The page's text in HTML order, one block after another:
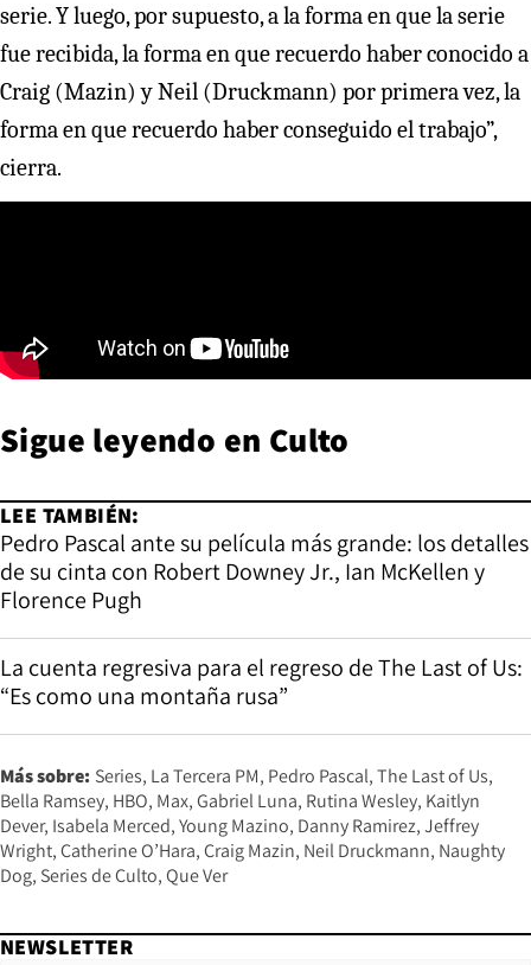
serie. Y luego, por supuesto, a la forma en que la serie
fue recibida, la forma en que recuerdo haber conocido a
Craig (Mazin) y Neil (Druckmann) por primera vez, la
forma en que recuerdo haber conseguido el trabajo”,
cierra.
Sigue leyendo en Culto
LEE TAMBIÉN:
Pedro Pascal ante su película más grande: los detalles
de su cinta con Robert Downey Jr., Ian McKellen y
Florence Pugh
La cuenta regresiva para el regreso de The Last of Us:
“Es como una montaña rusa”
Más sobre: Series La Tercera PM Pedro Pascal The Last of Us
Bella Ramsey HBO Max Gabriel Luna Rutina Wesley Kaitlyn
Dever Isabela Merced Young Mazino Danny Ramirez Jeffrey
Wright Catherine O’Hara Craig Mazin Neil Druckmann Naughty
Dog Series de Culto Que Ver
NEWSLETTER